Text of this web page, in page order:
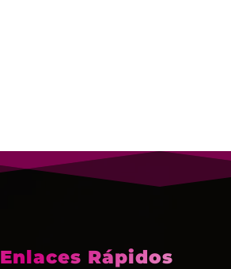
Enlaces Rápidos